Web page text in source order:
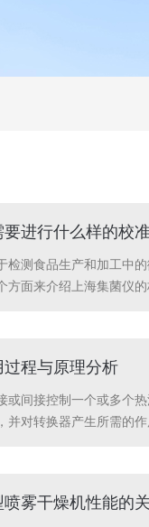
进行什么样的校
检测食品生产和加工中
方面来介绍上海集菌仪
程与原理分析
或间接控制一个或多个
并对转换器产生所需的
雾干燥机性能的